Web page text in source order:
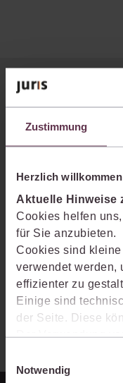
Zustimmung
Herzlich
Aktuelle Hinweise
Cookies helfen
für Sie anzubieten.
Cookies sind
verwendet werden,
effizienter zu
Einige sind
der Seite. Diese
Der Verwendung
Produkte zu
Notwendig
Sie kennen
Erhalten Sie einen
Arbeitsprozesse